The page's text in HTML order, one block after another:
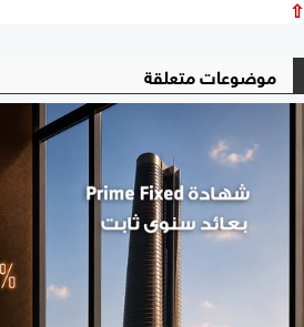
⇧
موضوعات متعلقة